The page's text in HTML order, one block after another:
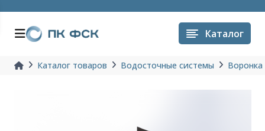
Каталог
Каталог товаров Водосточные системы